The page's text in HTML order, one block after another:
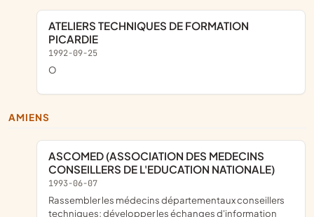
ATELIERS TECHNIQUES DE FORMATION
PICARDIE
1992-09-25
o
AMIENS
ASCOMED (ASSOCIATION DES MEDECINS
CONSEILLERS DE L'EDUCATION NATIONALE)
1993-06-07
Rassembler les médecins départementaux conseillers
techniques; développer les échanges d'information